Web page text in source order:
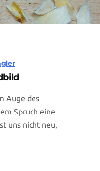
Auge des
Spruch eine
uns nicht neu,